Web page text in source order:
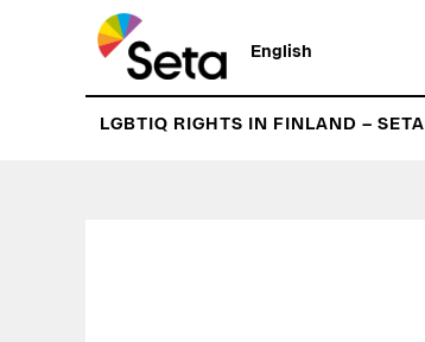
pääsisältöön
English
LGBTIQ RIGHTS IN FINLAND – SETA